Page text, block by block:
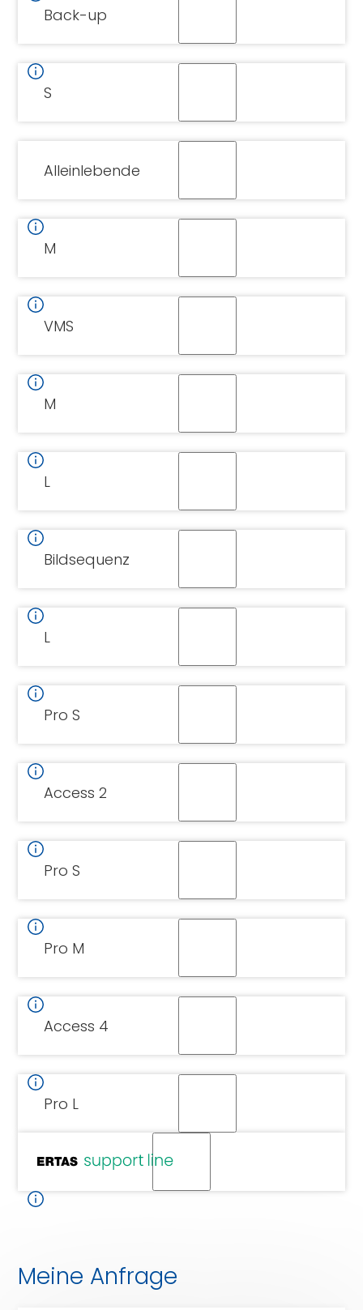
Back-up
S
Alleinlebende
M
VMS
M
L
Bildsequenz
L
Pro S
Access 2
Pro S
Pro M
Access 4
Pro L
CERTAS
support
line
Meine Anfrage